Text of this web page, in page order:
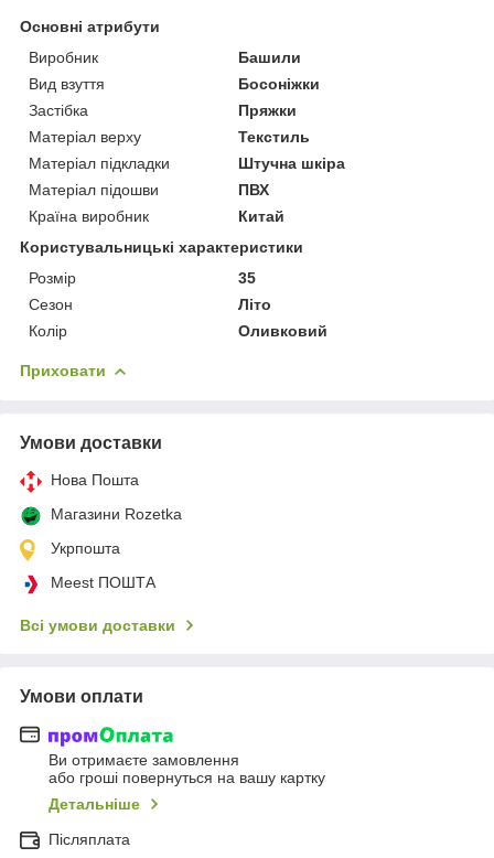
Основні атрибути
Виробник
Башили
Вид взуття
Босоніжки
Застібка
Пряжки
Матеріал верху
Текстиль
Матеріал підкладки
Штучна шкіра
Матеріал підошви
ПВХ
Країна виробник
Китай
Користувальницькі характеристики
Розмір
35
Сезон
Літо
Колір
Оливковий
Приховати
Умови доставки
Нова Пошта
Магазини Rozetka
Укрпошта
Meest ПОШТА
Всі умови доставки
Умови оплати
Ви отримаєте замовлення
або гроші повернуться на вашу картку
Детальніше
Післяплата